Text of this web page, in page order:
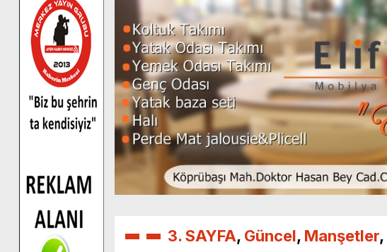
3. SAYFA, Güncel, Manşetler,